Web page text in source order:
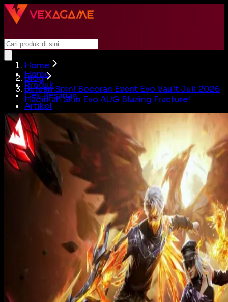
Home
Produk
Cek Pesanan
Artikel
Beli Akun
Jual Akun
Cari
Login
Home
Produk
Cek Pesanan
Home
Blog
Buruan Spin! Bocoran Event Evo Vault Juli 2026
Hadirkan Skin Evo AUG Blazing Fracture!